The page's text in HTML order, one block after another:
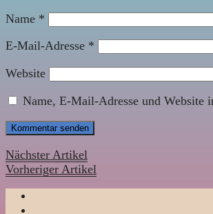
Name *
E-Mail-Adresse *
Website
Name, E-Mail-Adresse und Website
Nächster Artikel
Vorheriger Artikel